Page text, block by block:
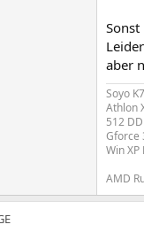
aber
Soyo
Athlon
512
Gforce
Win XP
AMD